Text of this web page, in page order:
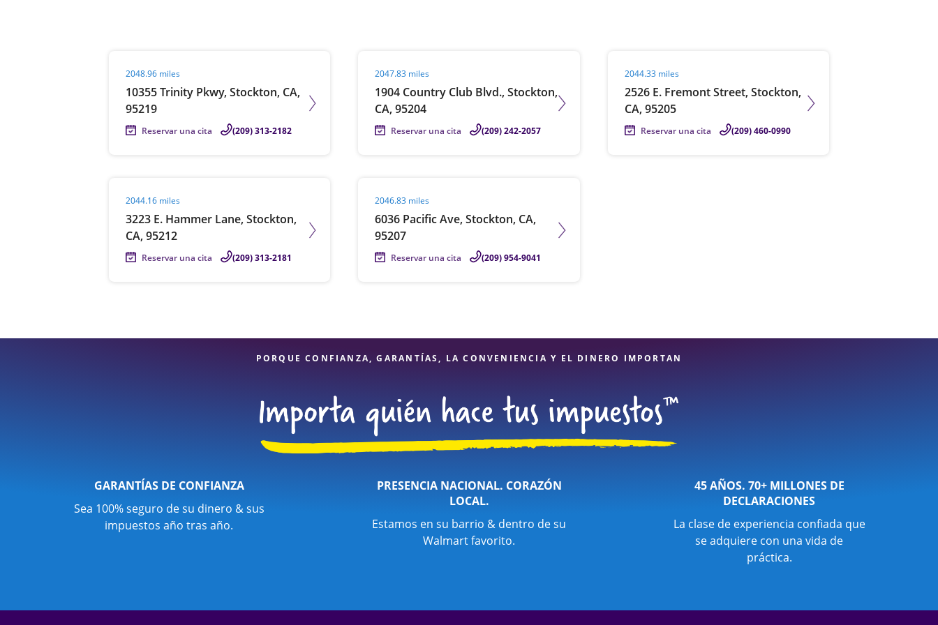
2048.96 miles
10355 Trinity Pkwy, Stockton, CA,
95219
Reservar una cita (209) 313-2182
2047.83 miles
1904 Country Club Blvd., Stockton,
CA, 95204
Reservar una cita (209) 242-2057
2044.33 miles
2526 E. Fremont Street, Stockton,
CA, 95205
Reservar una cita (209) 460-0990
2044.16 miles
3223 E. Hammer Lane, Stockton,
CA, 95212
Reservar una cita (209) 313-2181
2046.83 miles
6036 Pacific Ave, Stockton, CA,
95207
Reservar una cita (209) 954-9041
PORQUE CONFIANZA, GARANTÍAS, LA CONVENIENCIA Y EL DINERO IMPORTAN
GARANTÍAS DE CONFIANZA
Sea 100% seguro de su dinero & sus
impuestos año tras año.
PRESENCIA NACIONAL. CORAZÓN
LOCAL.
Estamos en su barrio & dentro de su
Walmart favorito.
45 AÑOS. 70+ MILLONES DE
DECLARACIONES
La clase de experiencia confiada que
se adquiere con una vida de
práctica.